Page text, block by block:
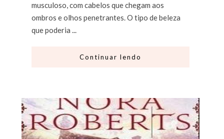
musculoso, com cabelos que chegam aos
ombros e olhos penetrantes. O tipo de beleza
que poderia ...
Continuar lendo